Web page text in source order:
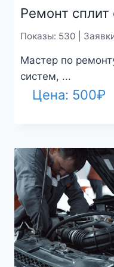
Ремонт сплит
Показы: 530 |
Мастер по
систем, ...
Цена: 500₽